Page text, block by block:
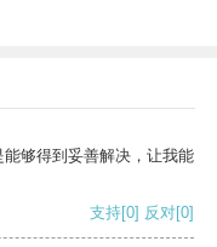
够得到妥善解决，让我能
支持[0] 反对[0]